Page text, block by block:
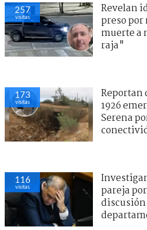
257
visitas
Revelan
preso por
muerte a
raja"
173
visitas
Reportan
1926
Serena
116
visitas
pareja
discusión